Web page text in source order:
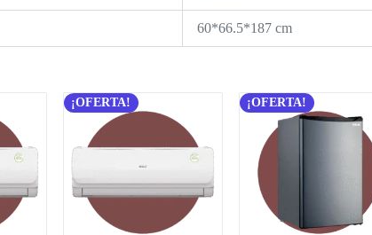
60*66.5*187 cm
¡OFERTA! ¡OFERTA!